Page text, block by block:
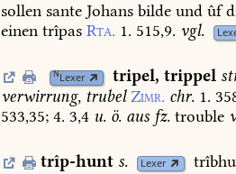
sollen sante Johans bilde und ûf
einen trîpas Rta. 1. 515,9. vgl.
NLexer tripel, trippel
verwirrung, trubel Zimr. chr. 1.
533,35; 4. 3,4 u. ö. aus fz. trouble
trîp-hunt s. Lexer